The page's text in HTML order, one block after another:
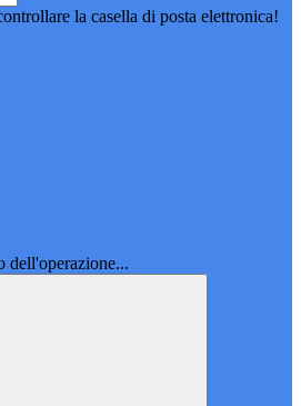
la casella di posta elettronica!
dell'operazione...